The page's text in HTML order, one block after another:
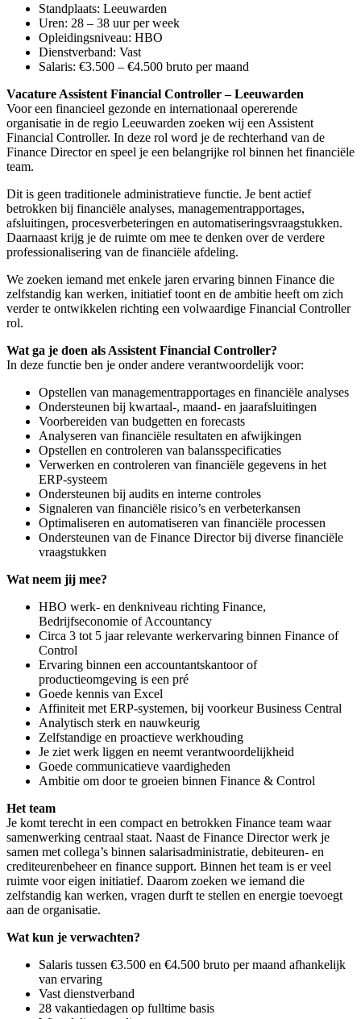
Standplaats: Leeuwarden
Uren: 28 – 38 uur per week
Opleidingsniveau: HBO
Dienstverband: Vast
Salaris: €3.500 – €4.500 bruto per maand
Vacature Assistent Financial Controller – Leeuwarden
Voor een financieel gezonde en internationaal opererende
organisatie in de regio Leeuwarden zoeken wij een Assistent
Financial Controller. In deze rol word je de rechterhand van de
Finance Director en speel je een belangrijke rol binnen het financiële
team.
Dit is geen traditionele administratieve functie. Je bent actief
betrokken bij financiële analyses, managementrapportages,
afsluitingen, procesverbeteringen en automatiseringsvraagstukken.
Daarnaast krijg je de ruimte om mee te denken over de verdere
professionalisering van de financiële afdeling.
We zoeken iemand met enkele jaren ervaring binnen Finance die
zelfstandig kan werken, initiatief toont en de ambitie heeft om zich
verder te ontwikkelen richting een volwaardige Financial Controller
rol.
Wat ga je doen als Assistent Financial Controller?
In deze functie ben je onder andere verantwoordelijk voor:
Opstellen van managementrapportages en financiële analyses
Ondersteunen bij kwartaal-, maand- en jaarafsluitingen
Voorbereiden van budgetten en forecasts
Analyseren van financiële resultaten en afwijkingen
Opstellen en controleren van balansspecificaties
Verwerken en controleren van financiële gegevens in het
ERP-systeem
Ondersteunen bij audits en interne controles
Signaleren van financiële risico’s en verbeterkansen
Optimaliseren en automatiseren van financiële processen
Ondersteunen van de Finance Director bij diverse financiële
vraagstukken
Wat neem jij mee?
HBO werk- en denkniveau richting Finance,
Bedrijfseconomie of Accountancy
Circa 3 tot 5 jaar relevante werkervaring binnen Finance of
Control
Ervaring binnen een accountantskantoor of
productieomgeving is een pré
Goede kennis van Excel
Affiniteit met ERP-systemen, bij voorkeur Business Central
Analytisch sterk en nauwkeurig
Zelfstandige en proactieve werkhouding
Je ziet werk liggen en neemt verantwoordelijkheid
Goede communicatieve vaardigheden
Ambitie om door te groeien binnen Finance & Control
Het team
Je komt terecht in een compact en betrokken Finance team waar
samenwerking centraal staat. Naast de Finance Director werk je
samen met collega’s binnen salarisadministratie, debiteuren- en
crediteurenbeheer en finance support. Binnen het team is er veel
ruimte voor eigen initiatief. Daarom zoeken we iemand die
zelfstandig kan werken, vragen durft te stellen en energie toevoegt
aan de organisatie.
Wat kun je verwachten?
Salaris tussen €3.500 en €4.500 bruto per maand afhankelijk
van ervaring
Vast dienstverband
28 vakantiedagen op fulltime basis